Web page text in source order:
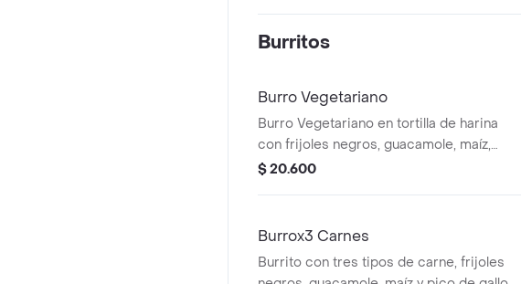
Burritos
Burro Vegetariano
Burro Vegetariano en tortilla de harina
con frijoles negros, guacamole, maíz,
tomate y lechuga.
$ 20.600
Burrox3 Carnes
Burrito con tres tipos de carne, frijoles